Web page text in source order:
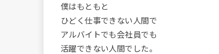
僕はもともと
ひどく仕事できない人間で
アルバイトでも会社員でも
活躍できない人間でした。